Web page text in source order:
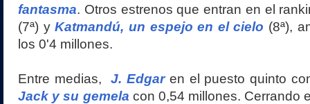
fantasma. Otros estrenos que entran en el
(7ª) yKatmandú, un espejo en el cielo (8ª),
los 0'4 millones.
Entre medias,J. Edgaren el puesto quinto
Jack y su gemela con 0,54 millones. Cerrando